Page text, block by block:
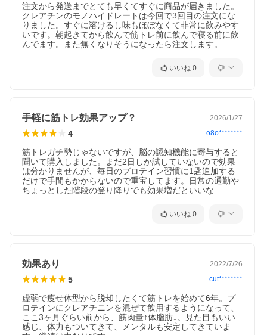
注文から発送までとても早くてすぐに商品が届きました。
クレアチンのモノハイドレートは今回で3回目の注文にな
りました。すぐに溶けるし味もほぼなくて非常に飲みやす
いです。朝起きてから飲んで筋トレ前に飲んで寝る前に飲
んでます。また無くなりそうになったら注文します。
いいね 0
手軽に筋トレ効果アップ？ 2026/1/27
4 o8o********
筋トレガチ勢じゃないですが、脳の認知機能に寄与すると
聞いて購入しました。まだ2日しか試していないので効果
は分かりませんが、毎日のプロテイン習慣に1匙追加する
だけで手間もかからないので重宝してます。日常の通勤や
ちょっとした階段の登り降りでも効果増だといいな
いいね 0
効果あり 2022/7/26
5 cut********
虚弱で痩せ体型から脱却したくて筋トレを始めて6年。プ
ロテインにクレアチニンを混ぜて飲用するようになって、
ここ3ヶ月ぐらい前から、筋肉量↑体脂肪↓。見た目もいい
感じ、体力もついてきて、メンタルも安定してきていま